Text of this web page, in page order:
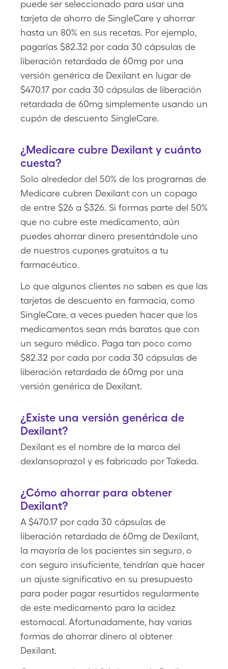
puede ser seleccionado para usar una
tarjeta de ahorro de SingleCare y ahorrar
hasta un 80% en sus recetas. Por ejemplo,
pagarías $82.32 por cada 30 cápsulas de
liberación retardada de 60mg por una
versión genérica de Dexilant en lugar de
$470.17 por cada 30 cápsulas de liberación
retardada de 60mg simplemente usando un
cupón de descuento SingleCare.
¿Medicare cubre Dexilant y cuánto
cuesta?
Solo alrededor del 50% de los programas de
Medicare cubren Dexilant con un copago
de entre $26 a $326. Si formas parte del 50%
que no cubre este medicamento, aún
puedes ahorrar dinero presentándole uno
de nuestros cupones gratuitos a tu
farmacéutico.
Lo que algunos clientes no saben es que las
tarjetas de descuento en farmacia, como
SingleCare, a veces pueden hacer que los
medicamentos sean más baratos que con
un seguro médico. Paga tan poco como
$82.32 por cada por cada 30 cápsulas de
liberación retardada de 60mg por una
versión genérica de Dexilant.
¿Existe una versión genérica de
Dexilant?
Dexilant es el nombre de la marca del
dexlansoprazol y es fabricado por Takeda.
¿Cómo ahorrar para obtener
Dexilant?
A $470.17 por cada 30 cápsulas de
liberación retardada de 60mg de Dexilant,
la mayoría de los pacientes sin seguro, o
con seguro insuficiente, tendrían que hacer
un ajuste significativo en su presupuesto
para poder pagar resurtidos regularmente
de este medicamento para la acidez
estomacal. Afortunadamente, hay varias
formas de ahorrar dinero al obtener
Dexilant.